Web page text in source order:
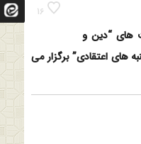
16
های “دین و
های اعتقادی” برگزار می